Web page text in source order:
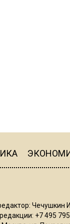
Чечушкин
+7 495